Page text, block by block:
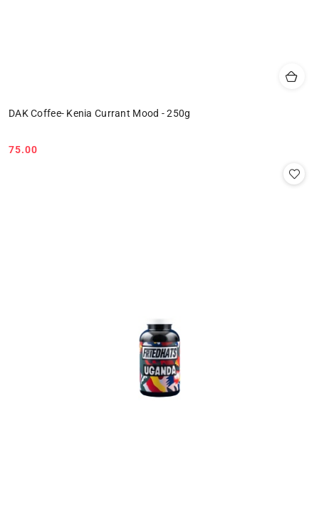
DAK Coffee- Kenia Currant Mood - 250g
Cena:
75.00